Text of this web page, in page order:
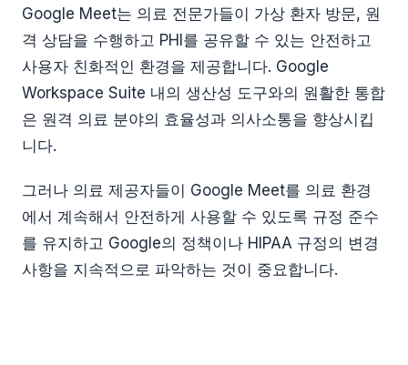
Google Meet는 의료 전문가들이 가상 환자 방문, 원
격 상담을 수행하고 PHI를 공유할 수 있는 안전하고
사용자 친화적인 환경을 제공합니다. Google
Workspace Suite 내의 생산성 도구와의 원활한 통합
은 원격 의료 분야의 효율성과 의사소통을 향상시킵
니다.
그러나 의료 제공자들이 Google Meet를 의료 환경
에서 계속해서 안전하게 사용할 수 있도록 규정 준수
를 유지하고 Google의 정책이나 HIPAA 규정의 변경
사항을 지속적으로 파악하는 것이 중요합니다.